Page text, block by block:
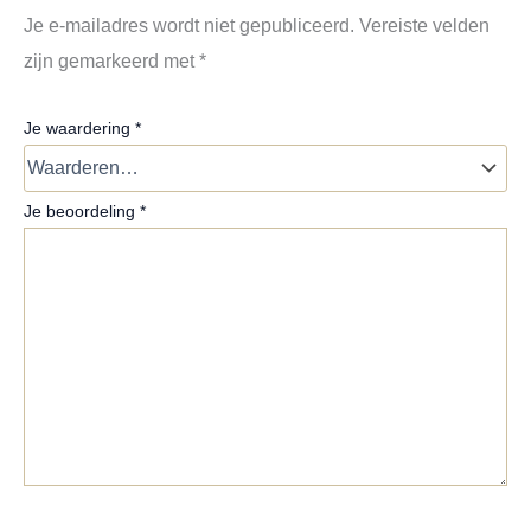
Je e-mailadres wordt niet gepubliceerd. Vereiste velden
zijn gemarkeerd met*
Je waardering *
Je beoordeling *